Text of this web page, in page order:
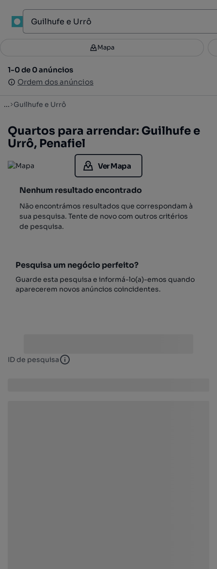
Filtros 3
1-0 de 0 anúncios
Ordem dos anúncios
Mapa
1-0 de 0 anúncios
Ordem dos anúncios
... Guilhufe e Urrô
Quartos para arrendar: Guilhufe e
Urrô, Penafiel
Ver Mapa
Nenhum resultado encontrado
Não encontrámos resultados que correspondam à
sua pesquisa. Tente de novo com outros critérios
de pesquisa.
Pesquisa um negócio perfeito?
Guarde esta pesquisa e informá-lo(a)-emos quando
aparecerem novos anúncios coincidentes.
ID de pesquisa ID de pesquisa